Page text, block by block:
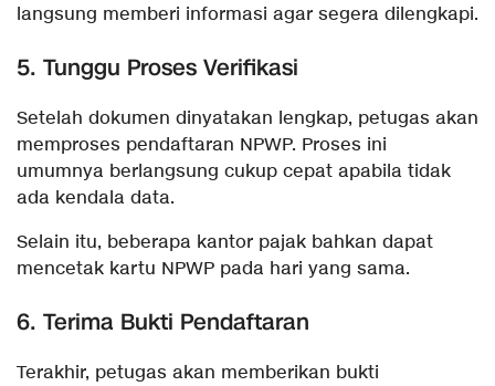
langsung memberi informasi agar segera dilengkapi.
5. Tunggu Proses Verifikasi
Setelah dokumen dinyatakan lengkap, petugas akan
memproses pendaftaran NPWP. Proses ini
umumnya berlangsung cukup cepat apabila tidak
ada kendala data.
Selain itu, beberapa kantor pajak bahkan dapat
mencetak kartu NPWP pada hari yang sama.
6. Terima Bukti Pendaftaran
Terakhir, petugas akan memberikan bukti